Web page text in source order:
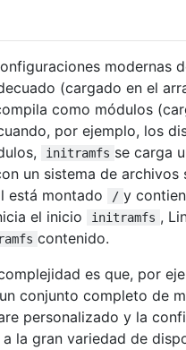
modernas
(cargado en el
como módulos
por ejemplo, los
initramfs se carga
un sistema de
está montado
/ y
el inicio
initramfs ,
contenido.
es que, por
conjunto completo de
personalizado y la
la gran variedad de